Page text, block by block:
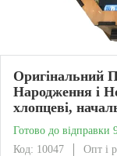
Оригінальний
Народження і
хлопцеві,
Готово до відправки
Код: 10047
Опт і